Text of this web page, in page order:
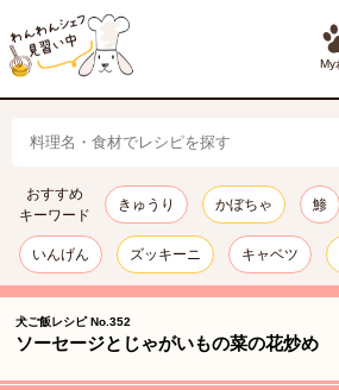
My
おすすめ
キーワード
きゅうり かぼちゃ 鯵
いんげん ズッキーニ キャベツ
犬ご飯レシピ No.352
ソーセージとじゃがいもの菜の花炒め